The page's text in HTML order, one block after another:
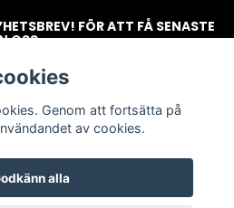
FÖR ATT FÅ SENASTE
OSS.
Genom att fortsätta på
av cookies.
alla